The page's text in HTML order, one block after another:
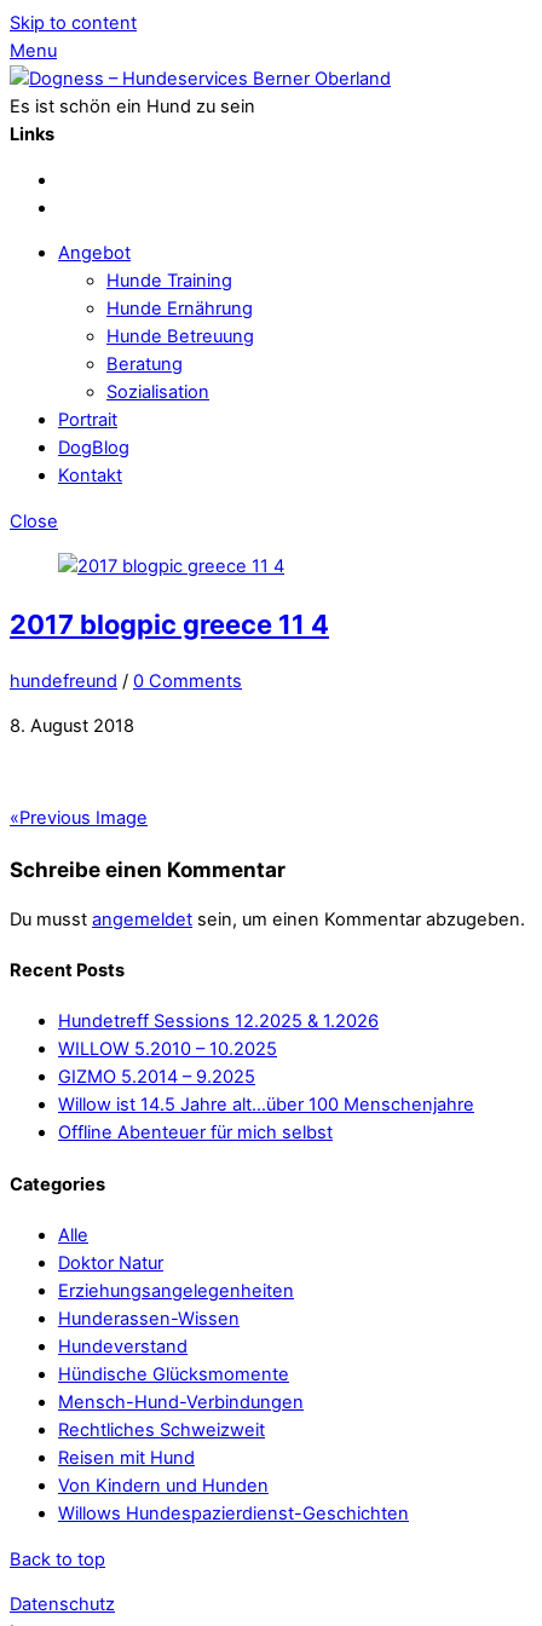
Skip to content
Menu
Es ist schön ein Hund zu sein
Links
Angebot
Hunde Training
Hunde Ernährung
Hunde Betreuung
Beratung
Sozialisation
Portrait
DogBlog
Kontakt
Close
2017 blogpic greece 11 4
hundefreund / 0 Comments
8. August 2018
«Previous Image
Schreibe einen Kommentar
Du musst angemeldet sein, um einen Kommentar abzugeben.
Recent Posts
Hundetreff Sessions 12.2025 & 1.2026
WILLOW 5.2010 – 10.2025
GIZMO 5.2014 – 9.2025
Willow ist 14.5 Jahre alt…über 100 Menschenjahre
Offline Abenteuer für mich selbst
Categories
Alle
Doktor Natur
Erziehungsangelegenheiten
Hunderassen-Wissen
Hundeverstand
Hündische Glücksmomente
Mensch-Hund-Verbindungen
Rechtliches Schweizweit
Reisen mit Hund
Von Kindern und Hunden
Willows Hundespazierdienst-Geschichten
Back to top
Datenschutz